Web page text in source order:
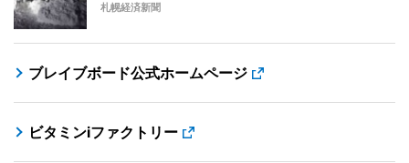
札幌経済新聞
ブレイブボード公式ホームページ
ビタミンiファクトリー